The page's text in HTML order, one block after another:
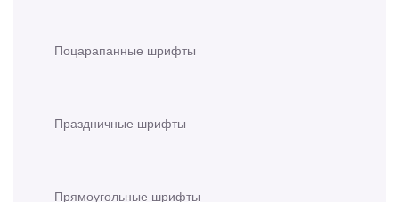
Поцарапанные шрифты
Праздничные шрифты
Прямоугольные шрифты